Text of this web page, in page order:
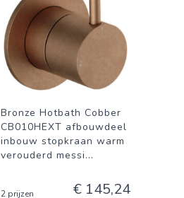
Bronze Hotbath Cobber
CB010HEXT afbouwdeel
inbouw stopkraan warm
verouderd messi...
2 prijzen € 145,24